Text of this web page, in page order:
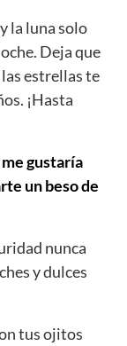
la luna solo
Deja que
estrellas te
¡Hasta
gustaría
un beso de
nunca
y dulces
tus ojitos